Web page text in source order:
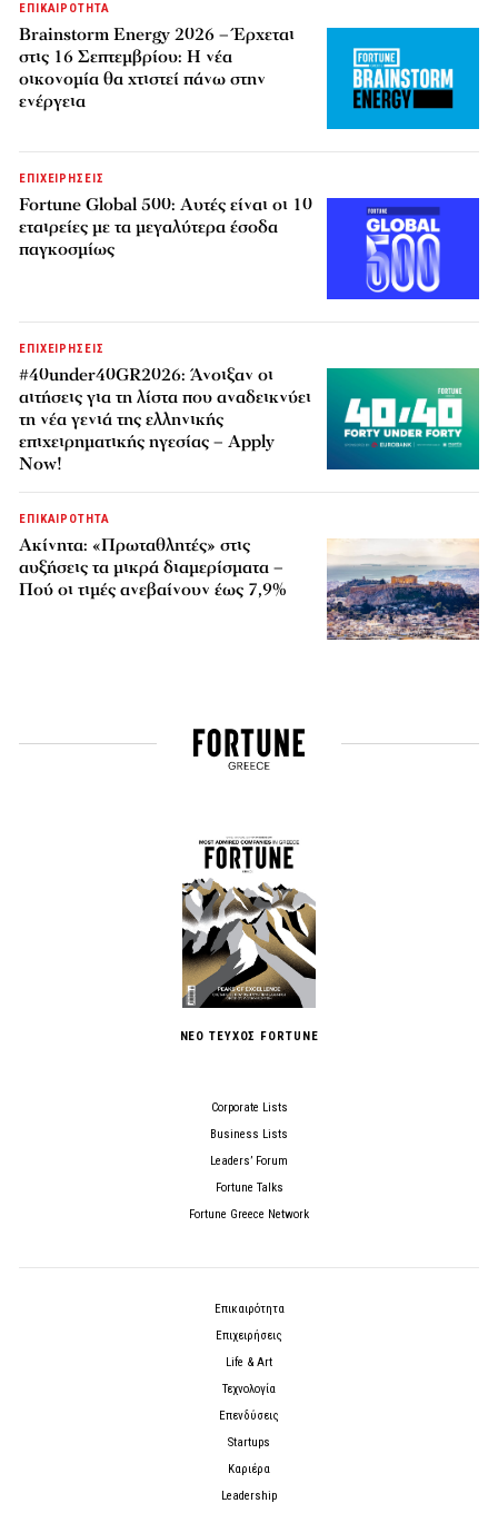
ΕΠΙΚΑΙΡΟΤΗΤΑ
Brainstorm Energy 2026 – Έρχεται
στις 16 Σεπτεμβρίου: Η νέα
οικονομία θα χτιστεί πάνω στην
ενέργεια
ΕΠΙΧΕΙΡΗΣΕΙΣ
Fortune Global 500: Αυτές είναι οι 10
εταιρείες με τα μεγαλύτερα έσοδα
παγκοσμίως
ΕΠΙΧΕΙΡΗΣΕΙΣ
#40under40GR2026: Άνοιξαν οι
αιτήσεις για τη λίστα που αναδεικνύει
τη νέα γενιά της ελληνικής
επιχειρηματικής ηγεσίας – Apply
Now!
ΕΠΙΚΑΙΡΟΤΗΤΑ
Ακίνητα: «Πρωταθλητές» στις
αυξήσεις τα μικρά διαμερίσματα –
Πού οι τιμές ανεβαίνουν έως 7,9%
ΝΕΟ ΤΕΥΧΟΣ FORTUNE
Corporate Lists
Business Lists
Leaders’ Forum
Fortune Talks
Fortune Greece Network
Επικαιρότητα
Επιχειρήσεις
Life & Art
Τεχνολογία
Επενδύσεις
Startups
Καριέρα
Leadership